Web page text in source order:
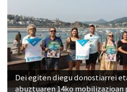
Dei egiten diegu donostiarrei
abuztuaren 14ko